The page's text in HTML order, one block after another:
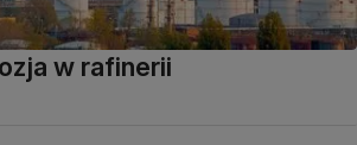
w rafinerii